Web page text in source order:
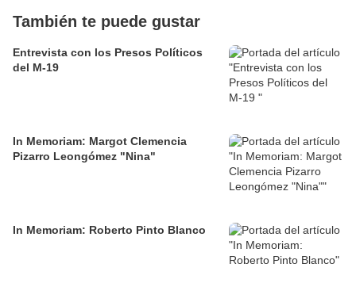
También te puede gustar
Entrevista con los Presos Políticos
del M-19
In Memoriam: Margot Clemencia
Pizarro Leongómez "Nina"
In Memoriam: Roberto Pinto Blanco